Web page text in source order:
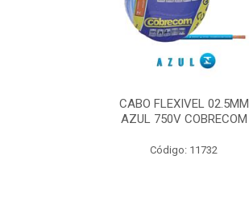
CABO FLEXIVEL 02.5MM
AZUL 750V COBRECOM
Código: 11732